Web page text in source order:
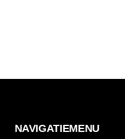
NAVIGATIEMENU